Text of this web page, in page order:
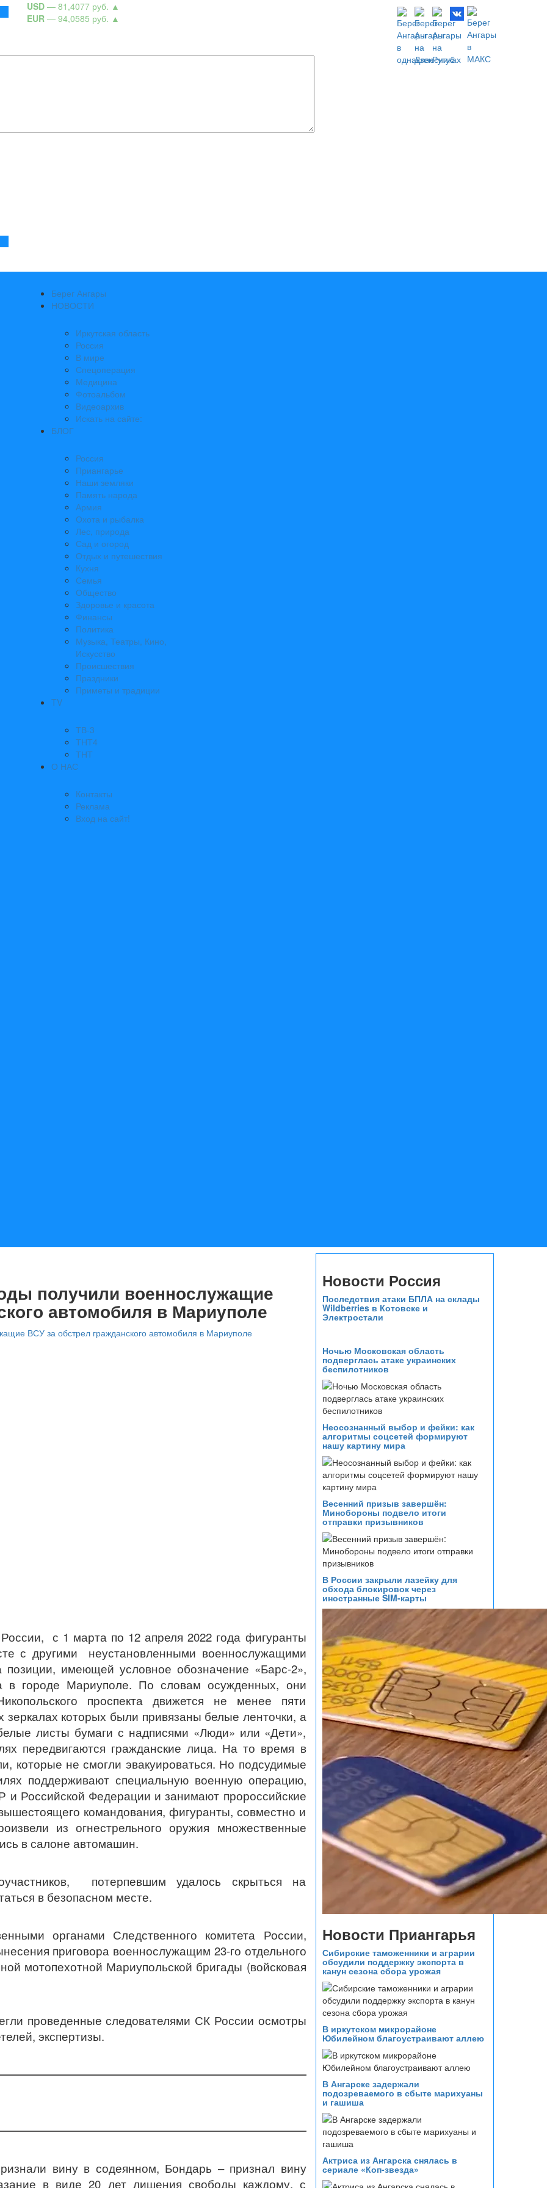
USD — 81,4077 руб. ▲
EUR — 94,0585 руб. ▲
Берег Ангары
НОВОСТИ
Иркутская область
Россия
В мире
Спецоперация
Медицина
Фотоальбом
Видеоархив
Искать на сайте:
БЛОГ
Россия
Приангарье
Наши земляки
Память народа
Армия
Охота и рыбалка
Лес, природа
Сад и огород
Отдых и путешествия
Кухня
Семья
Общество
Здоровье и красота
Финансы
Политика
Музыка, Театры, Кино,
Искусство
Происшествия
Праздники
Приметы и традиции
TV
ТВ-3
ТНТ4
ТНТ
О НАС
Контакты
Реклама
Вход на сайт!
получили военнослужащие
автомобиля в Мариуполе
с 1 марта по 12 апреля 2022 года фигуранты
с другими неустановленными военнослужащими
имеющей условное обозначение «Барс-2»,
в городе Мариуполе. По словам осужденных, они
проспекта движется не менее пяти
зеркалах которых были привязаны белые ленточки, а
листы бумаги с надписями «Люди» или «Дети»,
передвигаются гражданские лица. На то время в
которые не смогли эвакуироваться. Но подсудимые
поддерживают специальную военную операцию,
Российской Федерации и занимают пророссийские
командования, фигуранты, совместно и
из огнестрельного оружия множественные
в салоне автомашин.
потерпевшим удалось скрыться на
в безопасном месте.
органами Следственного комитета России,
приговора военнослужащим 23-го отдельного
мотопехотной Мариупольской бригады (войсковая
проведенные следователями СК России осмотры
экспертизы.
вину в содеянном, Бондарь – признал вину
в виде 20 лет лишения свободы каждому, с
Новости Россия
Последствия атаки БПЛА на склады
Wildberries в Котовске и
Электростали
Ночью Московская область
подверглась атаке украинских
беспилотников
Неосознанный выбор и фейки: как
алгоритмы соцсетей формируют
нашу картину мира
Весенний призыв завершён:
Минобороны подвело итоги
отправки призывников
В России закрыли лазейку для
обхода блокировок через
иностранные SIM-карты
Новости Приангарья
Сибирские таможенники и аграрии
обсудили поддержку экспорта в
канун сезона сбора урожая
В иркутском микрорайоне
Юбилейном благоустраивают аллею
В Ангарске задержали
подозреваемого в сбыте марихуаны
и гашиша
Актриса из Ангарска снялась в
сериале «Коп-звезда»